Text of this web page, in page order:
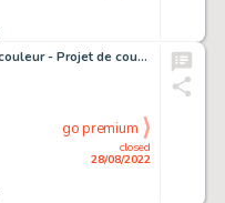
Kas - Dessin original couleur - Projet de couverture - La Fille de Paname T2 - (2014)
closed
28/08/2022
go premium